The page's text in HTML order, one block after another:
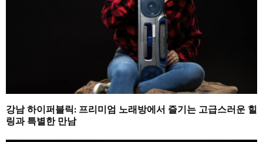
강남 하이퍼블릭: 프리미엄 노래방에서 즐기는 고급스러운 힐
링과 특별한 만남